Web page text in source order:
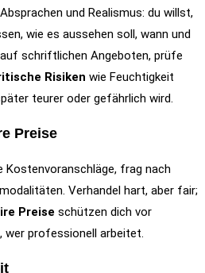
und Realismus: du willst,
wie es aussehen soll, wann und
schriftlichen Angeboten, prüfe
Risiken wie Feuchtigkeit
teurer oder gefährlich wird.
Preise
Kostenvoranschläge, frag nach
Verhandel hart, aber fair;
Preise schützen dich vor
wer professionell arbeitet.